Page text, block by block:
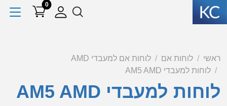
0
ראשי לוחות אם
לוחות אם למעבדי AMD
לוחות למעבדי AM5 AMD
לוחות למעבדי AM5 AMD